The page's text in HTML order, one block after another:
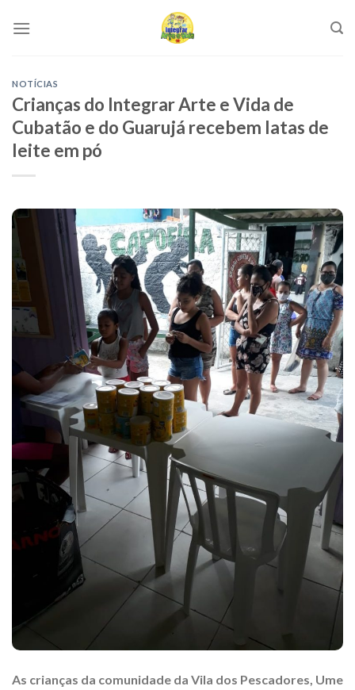
NOTÍCIAS
Crianças do Integrar Arte e Vida de
Cubatão e do Guarujá recebem latas de
leite em pó
As crianças da comunidade da Vila dos Pescadores, Ume